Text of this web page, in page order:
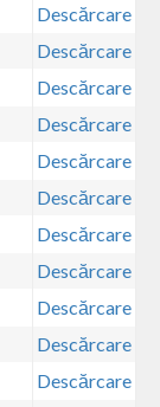
Descărcare
Descărcare
Descărcare
Descărcare
Descărcare
Descărcare
Descărcare
Descărcare
Descărcare
Descărcare
Descărcare